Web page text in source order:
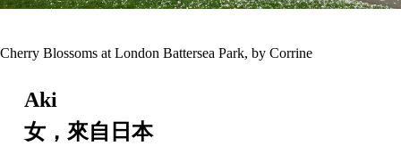
Cherry Blossoms at London Battersea Park, by Corrine
Aki
女，來自日本